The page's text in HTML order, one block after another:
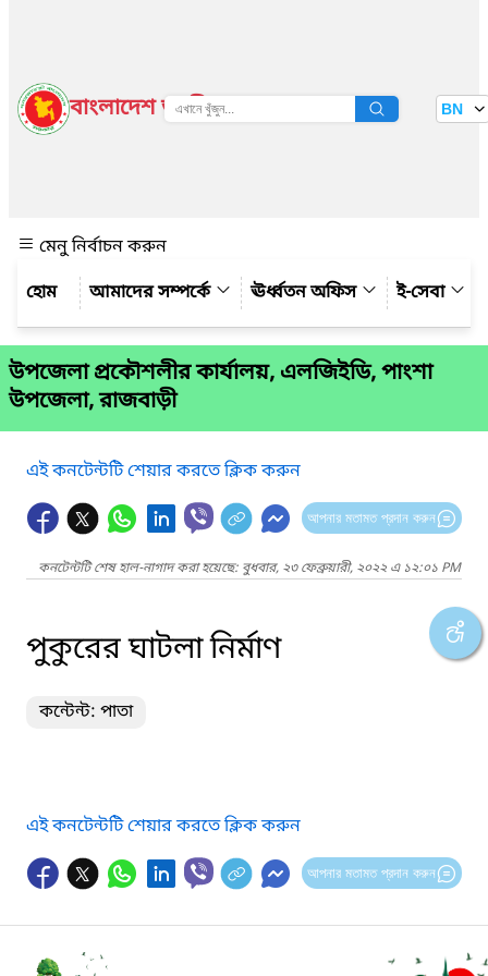
বাংলাদেশ জাতীয় তথ্য বাতায়ন BN
মেনু নির্বাচন করুন
আমাদের সম্পর্কে
ঊর্ধ্বতন অফিস ই-সেবা
উপজেলা প্রকৌশলীর কার্যালয়, এলজিইডি, পাংশা
উপজেলা, রাজবাড়ী
এই কনটেন্টটি শেয়ার করতে ক্লিক করুন
আপনার মতামত প্রদান করুন
কনটেন্টটি শেষ হাল-নাগাদ করা হয়েছে: বুধবার, ২৩ ফেব্রুয়ারী, ২০২২ এ ১২:০১ PM
পুকুরের ঘাটলা নির্মাণ
কন্টেন্ট: পাতা
এই কনটেন্টটি শেয়ার করতে ক্লিক করুন
আপনার মতামত প্রদান করুন